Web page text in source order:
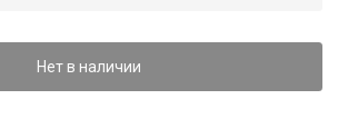
Нет в наличии